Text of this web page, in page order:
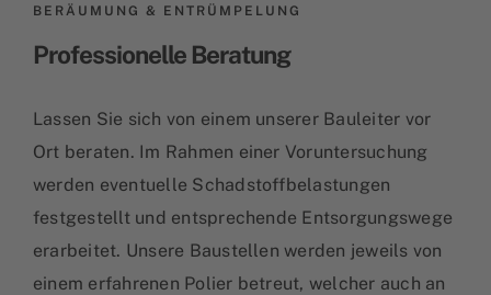
BERÄUMUNG & ENTRÜMPELUNG
Professionelle Beratung
Lassen Sie sich von einem unserer Bauleiter vor
Ort beraten. Im Rahmen einer Voruntersuchung
werden eventuelle Schadstoffbelastungen
festgestellt und entsprechende Entsorgungswege
erarbeitet. Unsere Baustellen werden jeweils von
einem erfahrenen Polier betreut, welcher auch an